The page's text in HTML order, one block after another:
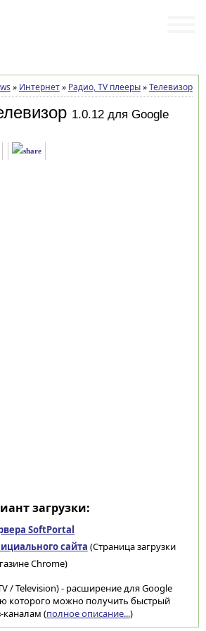
» Интернет» Радио, TV плееры»Телевизор
1.0.12 для Google
загрузки:
SoftPortal
сайта (Страница загрузки
Chrome)
/ Television) - расширение для Google
которого можно получить быстрый
каналам (полное описание...)